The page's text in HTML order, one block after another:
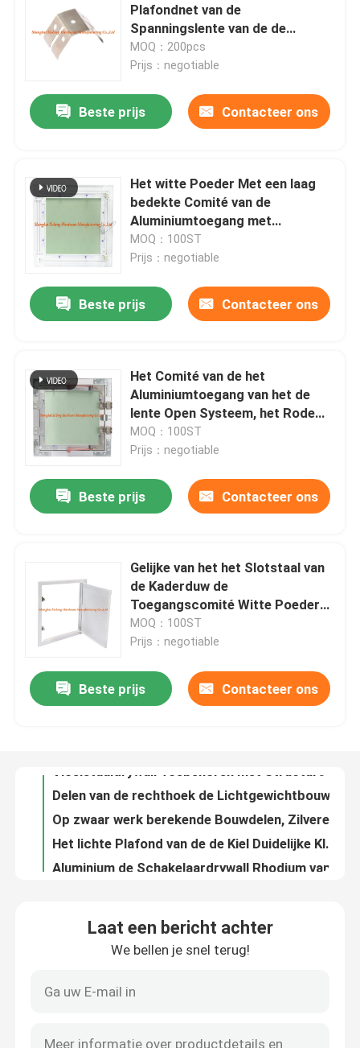
Huis
Producten
Ongeveer ons
Contacteer ons
Het Comité van de aluminiumtoegang
Het Comité van de staaltoegang
Drywall toebehoren
Plafondnet van de
Spanningslente van de de
Componentenlente van de het
Staalklem Zwarte Phosphated
MOQ：200pcs
Prijs：negotiable
Beste prijs Contacteer ons
Het witte Poeder Met een laag
bedekte Comité van de
Aluminiumtoegang met
Facultatieve het Koordhaken van
het Aluminiumkader voor
MOQ：100ST
Prijs：negotiable
Beste prijs Contacteer ons
Het Comité van de het
Aluminiumtoegang van het de
lente Open Systeem, het Rode
Haakdrywall Comité van de
Plafondtoegang
MOQ：100ST
Prijs：negotiable
Beste prijs Contacteer ons
Gelijke van het het Slotstaal van
de Kaderduw de
Toegangscomité Witte Poeder
Met een laag bedekte Schaduw
Gap
MOQ：100ST
Prijs：negotiable
Beste prijs Contacteer ons
Vloeistaaldrywall Toebehoren met Structureel Staaloem Steun
Laat een bericht achter
We bellen je snel terug!